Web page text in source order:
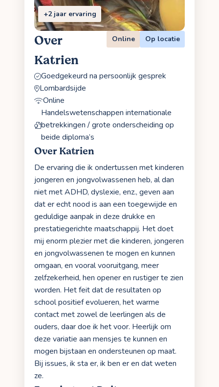
+2 jaar ervaring
Over
Katrien
Online Op locatie
Goedgekeurd na persoonlijk gesprek
Lombardsijde
Online
Handelswetenschappen internationale
betrekkingen / grote onderscheiding op
beide diploma’s
Over Katrien
De ervaring die ik ondertussen met kinderen
jongeren en jongvolwassenen heb, al dan
niet met ADHD, dyslexie, enz., geven aan
dat er echt nood is aan een toegewijde en
geduldige aanpak in deze drukke en
prestatiegerichte maatschappij. Het doet
mij enorm plezier met die kinderen, jongeren
en jongvolwassenen te mogen en kunnen
omgaan, en vooral vooruitgang, meer
zelfzekerheid, hen opener en rustiger te zien
worden. Het feit dat de resultaten op
school positief evolueren, het warme
contact met zowel de leerlingen als de
ouders, daar doe ik het voor. Heerlijk om
deze variatie aan mensjes te kunnen en
mogen bijstaan en ondersteunen op maat.
Bij issues, ik sta er, ik ben er en dat weten
ze.